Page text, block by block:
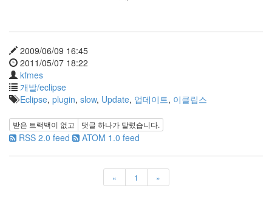
2009/06/09 16:45
2011/05/07 18:22
kfmes
개발/eclipse
Eclipse, plugin, slow, Update, 업데이트, 이클립스
받은 트랙백이 없고 댓글 하나가 달렸습니다.
RSS 2.0 feed ATOM 1.0 feed
« 1 »
Categories
전
체
264
blog
재
미
PSP